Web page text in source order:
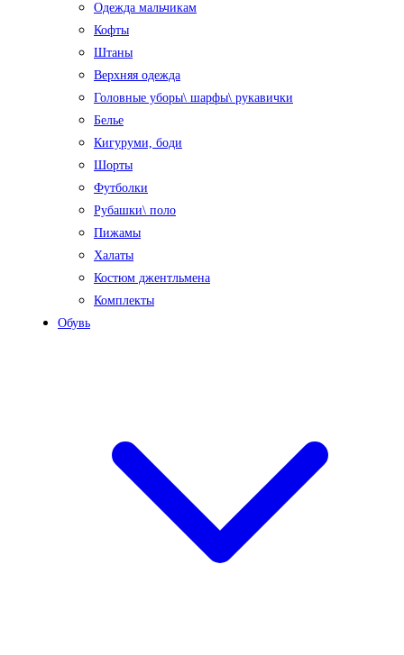
Одежда мальчикам
Кофты
Штаны
Верхняя одежда
Головные уборы\ шарфы\ рукавички
Белье
Кигуруми, боди
Шорты
Футболки
Рубашки\ поло
Пижамы
Халаты
Костюм джентльмена
Комплекты
Обувь